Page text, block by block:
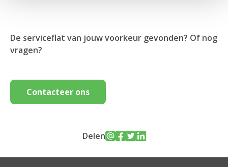
De serviceflat van jouw voorkeur gevonden? Of nog
vragen?
Contacteer ons
Delen